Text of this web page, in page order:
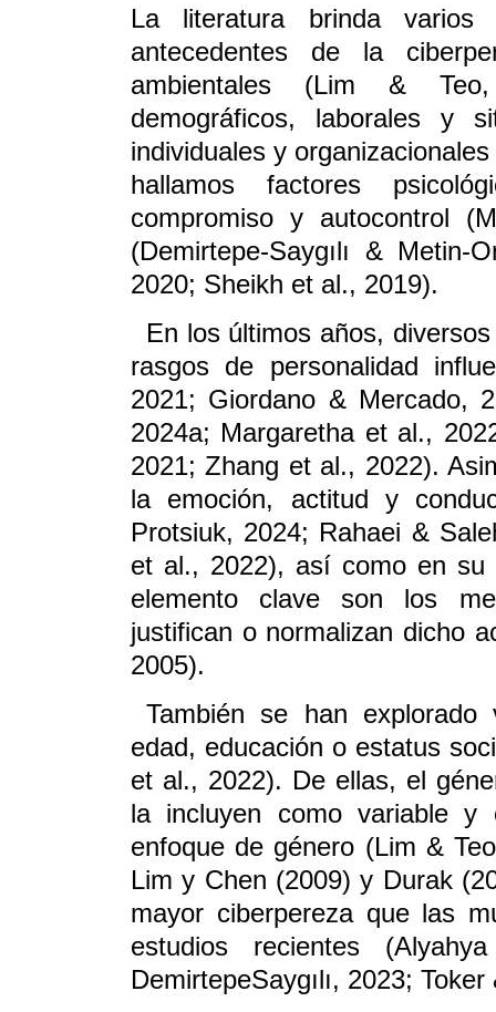
La literatura brinda
antecedentes de la
ambientales (Lim & Teo,
demográficos, laborales y
individuales y
hallamos factores
compromiso y autocontrol
(Demirtepe-Saygılı &
2020; Sheikh et al., 2019).
En los últimos años,
rasgos de personalidad
2021; Giordano & Mercado,
2024a; Margaretha et al.,
2021; Zhang et al., 2022).
la emoción, actitud y
Protsiuk, 2024; Rahaei &
et al., 2022), así como en
elemento clave son los
justifican o normalizan dicho
2005).
También se han explorado
edad, educación o estatus
et al., 2022). De ellas, el
la incluyen como variable y
enfoque de género (Lim &
Lim y Chen (2009) y Durak
mayor ciberpereza que las
estudios recientes
DemirtepeSaygılı, 2023;